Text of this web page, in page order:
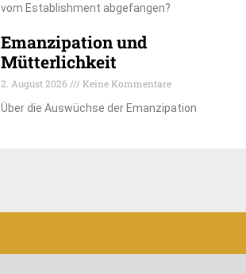
vom Establishment abgefangen?
Emanzipation und
Mütterlichkeit
2. August 2026
Keine Kommentare
Über die Auswüchse der Emanzipation